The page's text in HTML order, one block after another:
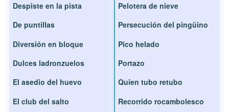
Despiste en la pista
De puntillas
Diversión en bloque
Dulces ladronzuelos
El asedio del huevo
El club del salto
Pelotera de nieve
Persecución del pingüino
Pico helado
Portazo
Quien tubo retubo
Recorrido rocambolesco